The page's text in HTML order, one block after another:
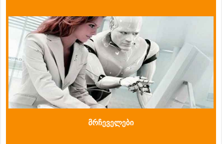
მრჩეველები